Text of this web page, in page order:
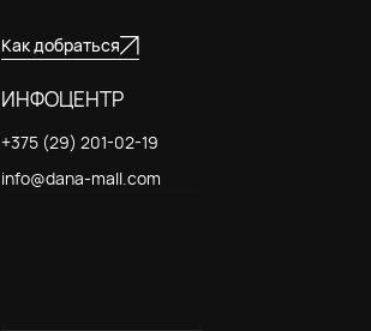
Как добраться
ИНФОЦЕНТР
+375 (29) 201-02-19
info@dana-mall.com